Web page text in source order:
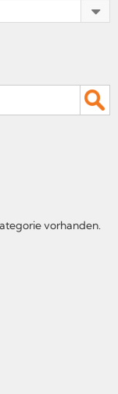
vorhanden.